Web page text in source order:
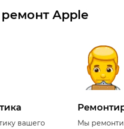
Apple
вашего
Мы